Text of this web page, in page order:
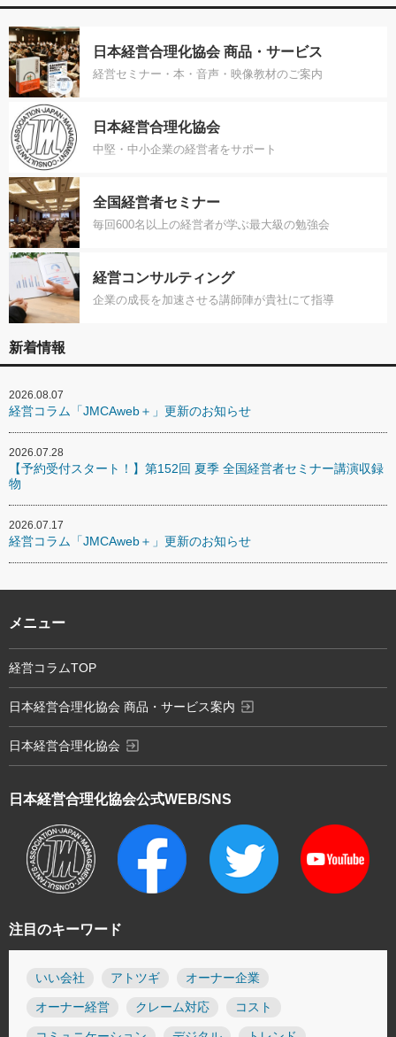
日本経営合理化協会 商品・サービス
経営セミナー・本・音声・映像教材のご案内
日本経営合理化協会
中堅・中小企業の経営者をサポート
全国経営者セミナー
毎回600名以上の経営者が学ぶ最大級の勉強会
経営コンサルティング
企業の成長を加速させる講師陣が貴社にて指導
新着情報
2026.08.07
経営コラム「JMCAweb＋」更新のお知らせ
2026.07.28
【予約受付スタート！】第152回 夏季 全国経営者セミナー講演収録
物
2026.07.17
経営コラム「JMCAweb＋」更新のお知らせ
注目のキーワード
いい会社 アトツギ オーナー企業
オーナー経営 クレーム対応 コスト
日本経営合理化協会公式WEB/SNS
メニュー
経営コラムTOP
日本経営合理化協会 商品・サービス案内 exit_to_app
日本経営合理化協会 exit_to_app